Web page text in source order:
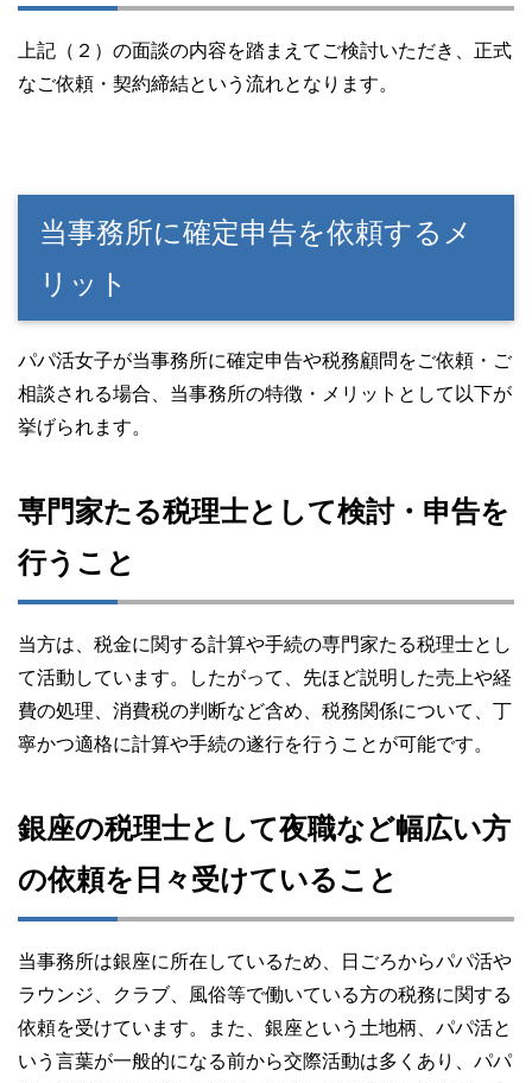
上記（２）の面談の内容を踏まえてご検討いただき、正式
なご依頼・契約締結という流れとなります。
当事務所に確定申告を依頼するメ
リット
パパ活女子が当事務所に確定申告や税務顧問をご依頼・ご
相談される場合、当事務所の特徴・メリットとして以下が
挙げられます。
専門家たる税理士として検討・申告を
行うこと
当方は、税金に関する計算や手続の専門家たる税理士とし
て活動しています。したがって、先ほど説明した売上や経
費の処理、消費税の判断など含め、税務関係について、丁
寧かつ適格に計算や手続の遂行を行うことが可能です。
銀座の税理士として夜職など幅広い方
の依頼を日々受けていること
当事務所は銀座に所在しているため、日ごろからパパ活や
ラウンジ、クラブ、風俗等で働いている方の税務に関する
依頼を受けています。また、銀座という土地柄、パパ活と
いう言葉が一般的になる前から交際活動は多くあり、パパ